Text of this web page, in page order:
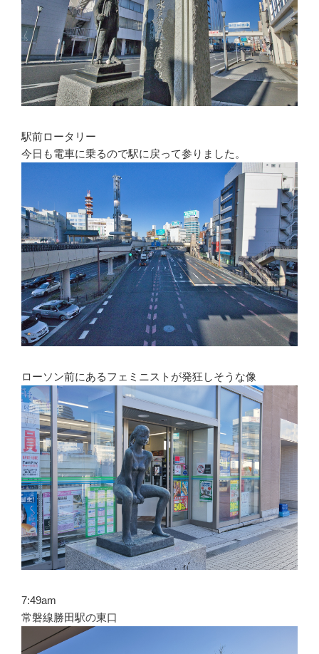
駅前ロータリー
今日も電車に乗るので駅に戻って参りました。
ローソン前にあるフェミニストが発狂しそうな像
7:49am
常磐線勝田駅の東口